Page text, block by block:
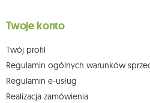
Twoje konto
Twój profil
Regulamin ogólnych warunków
Regulamin e-usług
Realizacja zamówienia